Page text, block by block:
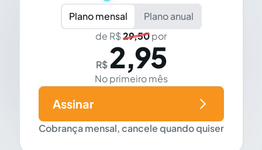
Plano mensal
Plano anual
de R$29,50por
R$ 2,95
No primeiro mês
Cobrança mensal, cancele quando quiser
Assinar